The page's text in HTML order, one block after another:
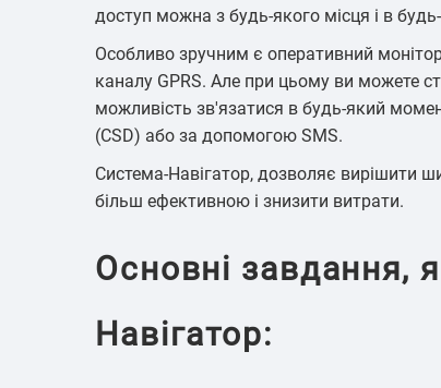
доступ можна з будь-якого місця і в
Особливо зручним є оперативний
каналу GPRS. Але при цьому ви можете
можливість зв'язатися в будь-який
(CSD) або за допомогою SMS.
Система-Навігатор, дозволяє вирішити
більш ефективною і знизити витрати.
Основні завдання,
Навігатор: